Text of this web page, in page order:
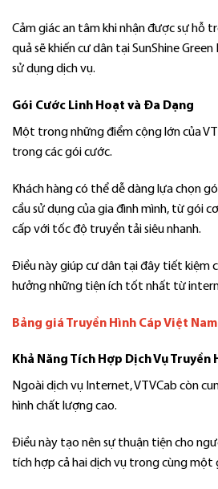
Cảm giác an tâm khi nhận được sự hỗ
quả sẽ khiến cư dân tại SunShine
sử dụng dịch vụ.
Gói Cước Linh Hoạt và Đa Dạng
Một trong những điểm cộng lớn của
trong các gói cước.
Khách hàng có thể dễ dàng lựa chọn
cầu sử dụng của gia đình mình, từ gói
cấp với tốc độ truyền tải siêu nhanh.
Điều này giúp cư dân tại đây tiết kiệm
hưởng những tiện ích tốt nhất từ
Bảng giá Truyền Hình Cáp Việt Nam
Khả Năng Tích Hợp Dịch Vụ Truyền
Ngoài dịch vụ Internet, VTVCab còn
hình chất lượng cao.
Điều này tạo nên sự thuận tiện cho
tích hợp cả hai dịch vụ trong cùng một